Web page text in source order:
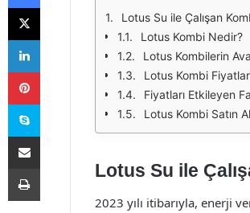
Lotus Su ile Çalışan
Lotus Kombi Nedir?
Lotus Kombilerin
Lotus Kombi
Fiyatları Etkileyen
Lotus Kombi Satın
Lotus Su ile
2023 yılı itibarıyla, enerji
X
LinkedIn
Pinterest
Skype
E-Posta ile paylaş